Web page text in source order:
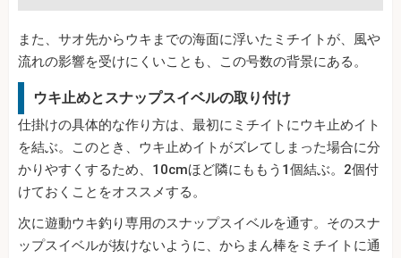
また、サオ先からウキまでの海面に浮いたミチイトが、風や
流れの影響を受けにくいことも、この号数の背景にある。
ウキ止めとスナップスイベルの取り付け
仕掛けの具体的な作り方は、最初にミチイトにウキ止めイト
を結ぶ。このとき、ウキ止めイトがズレてしまった場合に分
かりやすくするため、10cmほど隣にももう1個結ぶ。2個付
けておくことをオススメする。
次に遊動ウキ釣り専用のスナップスイベルを通す。そのスナ
ップスイベルが抜けないように、からまん棒をミチイトに通